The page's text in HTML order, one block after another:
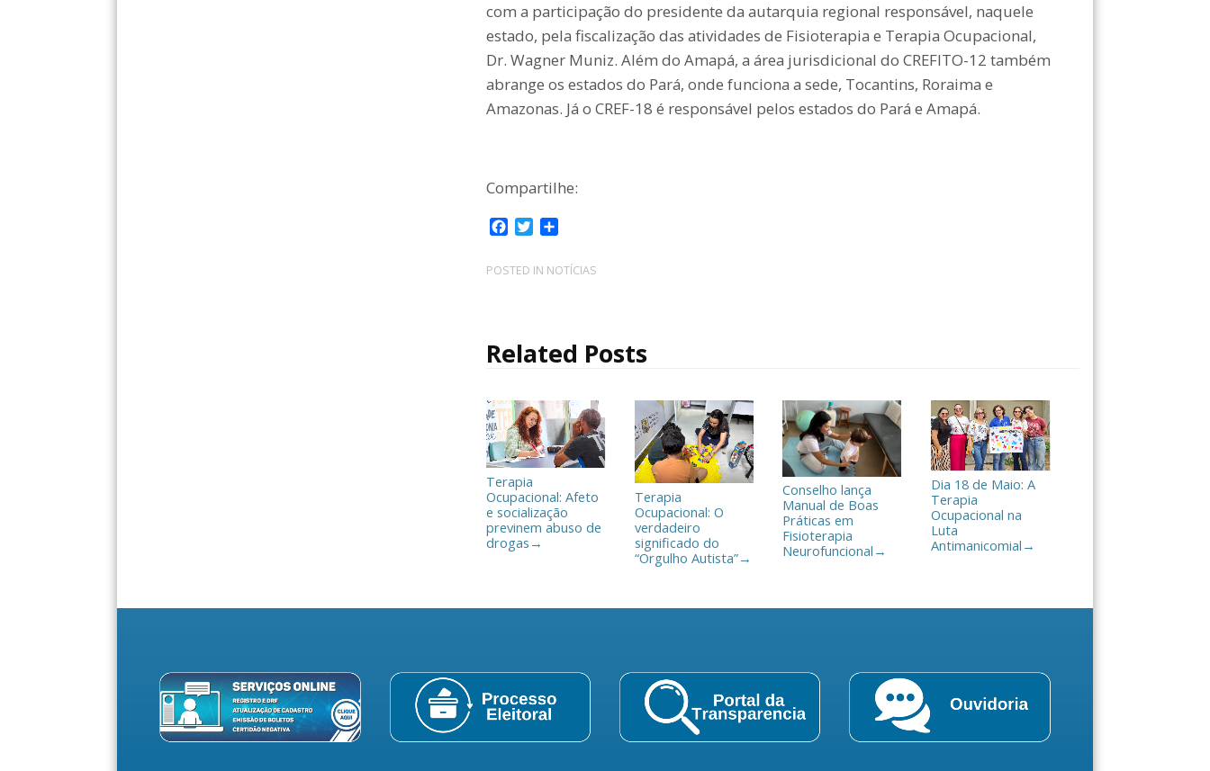
com a participação do presidente da autarquia regional responsável, naquele
estado, pela fiscalização das atividades de Fisioterapia e Terapia Ocupacional,
Dr. Wagner Muniz. Além do Amapá, a área jurisdicional do CREFITO-12 também
abrange os estados do Pará, onde funciona a sede, Tocantins, Roraima e
Amazonas. Já o CREF-18 é responsável pelos estados do Pará e Amapá.
Compartilhe:
F
c
e
k
T
i
t
C
m
p
i
a
r
POSTED IN NOTÍCIAS
Related Posts
Terapia
Ocupacional: Afeto
e socialização
previnem abuso de
drogas →
Terapia
Ocupacional: O
verdadeiro
significado do
“Orgulho Autista”→
Conselho lança
Manual de Boas
Práticas em
Fisioterapia
Neurofuncional →
Dia 18 de Maio: A
Terapia
Ocupacional na
Luta
Antimanicomial →